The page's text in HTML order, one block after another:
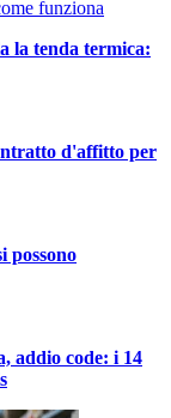
la tenda termica:
d'affitto per
possono
addio code: i 14